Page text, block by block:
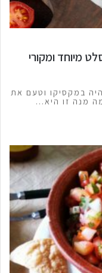
מיוחד ומקורי
במקסיקו וטעם את
מנה זו היא…